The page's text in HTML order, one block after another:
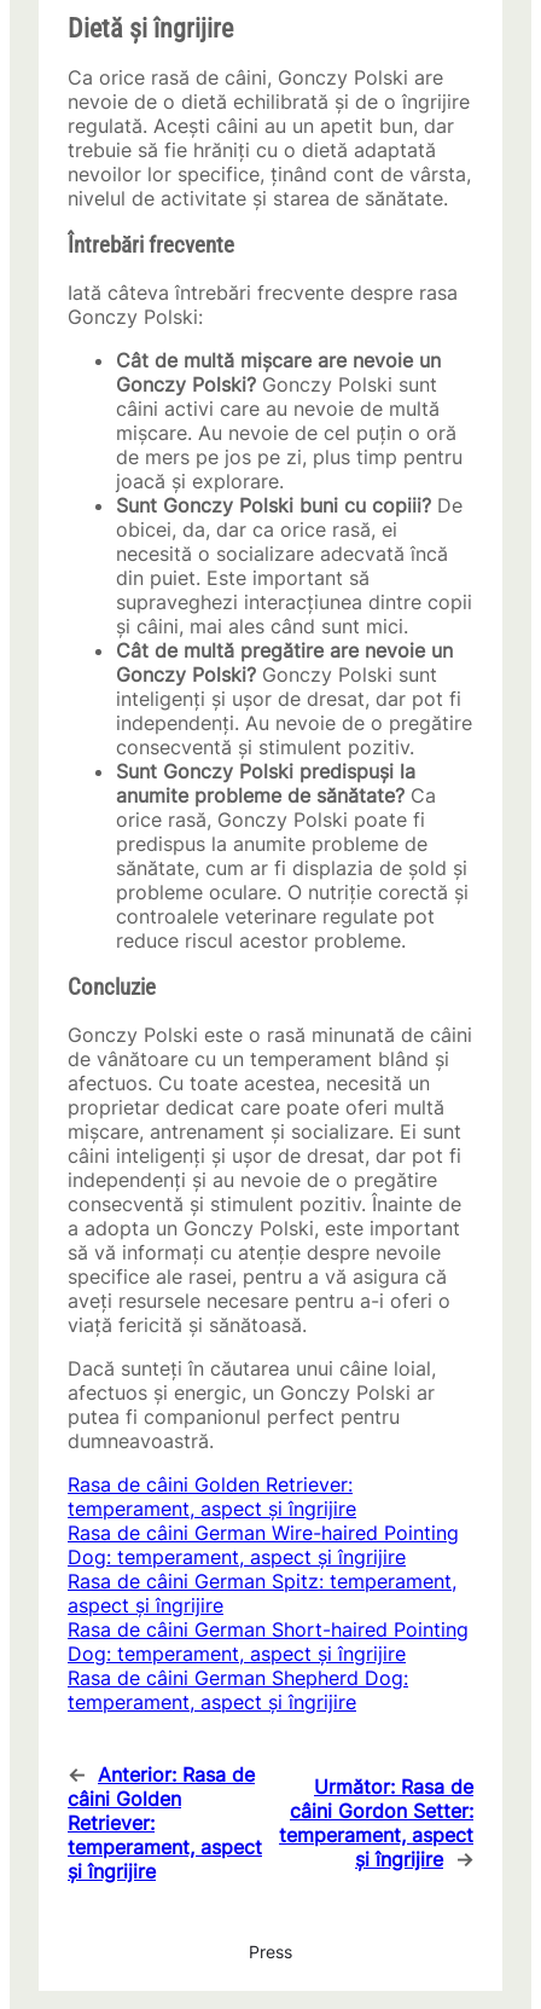
Dietă și îngrijire
Ca orice rasă de câini, Gonczy Polski are
nevoie de o dietă echilibrată și de o îngrijire
regulată. Acești câini au un apetit bun, dar
trebuie să fie hrăniți cu o dietă adaptată
nevoilor lor specifice, ținând cont de vârsta,
nivelul de activitate și starea de sănătate.
Întrebări frecvente
Iată câteva întrebări frecvente despre rasa
Gonczy Polski:
Cât de multă mișcare are nevoie un
Gonczy Polski? Gonczy Polski sunt
câini activi care au nevoie de multă
mișcare. Au nevoie de cel puțin o oră
de mers pe jos pe zi, plus timp pentru
joacă și explorare.
Sunt Gonczy Polski buni cu copiii? De
obicei, da, dar ca orice rasă, ei
necesită o socializare adecvată încă
din puiet. Este important să
supraveghezi interacțiunea dintre copii
și câini, mai ales când sunt mici.
Cât de multă pregătire are nevoie un
Gonczy Polski? Gonczy Polski sunt
inteligenți și ușor de dresat, dar pot fi
independenți. Au nevoie de o pregătire
consecventă și stimulent pozitiv.
Sunt Gonczy Polski predispuși la
anumite probleme de sănătate? Ca
orice rasă, Gonczy Polski poate fi
predispus la anumite probleme de
sănătate, cum ar fi displazia de șold și
probleme oculare. O nutriție corectă și
controalele veterinare regulate pot
reduce riscul acestor probleme.
Concluzie
Gonczy Polski este o rasă minunată de câini
de vânătoare cu un temperament blând și
afectuos. Cu toate acestea, necesită un
proprietar dedicat care poate oferi multă
mișcare, antrenament și socializare. Ei sunt
câini inteligenți și ușor de dresat, dar pot fi
independenți și au nevoie de o pregătire
consecventă și stimulent pozitiv. Înainte de
a adopta un Gonczy Polski, este important
să vă informați cu atenție despre nevoile
specifice ale rasei, pentru a vă asigura că
aveți resursele necesare pentru a-i oferi o
viață fericită și sănătoasă.
Dacă sunteți în căutarea unui câine loial,
afectuos și energic, un Gonczy Polski ar
putea fi companionul perfect pentru
dumneavoastră.
Rasa de câini Golden Retriever:
temperament, aspect și îngrijire
Rasa de câini German Wire-haired Pointing
Dog: temperament, aspect și îngrijire
Rasa de câini German Spitz: temperament,
aspect și îngrijire
Rasa de câini German Short-haired Pointing
Dog: temperament, aspect și îngrijire
Rasa de câini German Shepherd Dog:
temperament, aspect și îngrijire
← Anterior: Rasa de
câini Golden
Retriever:
temperament, aspect
și îngrijire
Următor: Rasa de
câini Gordon Setter:
temperament, aspect
și îngrijire →
Press